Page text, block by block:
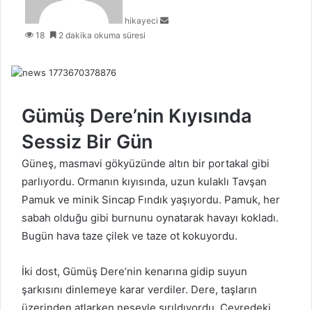
hikayeci
n
d
m
e
k
18 2 dakika okuma süresi
Gümüş Dere’nin Kıyısında
Sessiz Bir Gün
Güneş, masmavi gökyüzünde altın bir portakal gibi
parlıyordu. Ormanın kıyısında, uzun kulaklı Tavşan
Pamuk ve minik Sincap Fındık yaşıyordu. Pamuk, her
sabah olduğu gibi burnunu oynatarak havayı kokladı.
Bugün hava taze çilek ve taze ot kokuyordu.
İki dost, Gümüş Dere’nin kenarına gidip suyun
şarkısını dinlemeye karar verdiler. Dere, taşların